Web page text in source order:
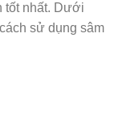
tốt nhất. Dưới
sử dụng sâm